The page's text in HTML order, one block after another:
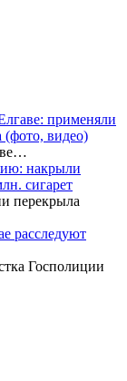
применяли
(фото, видео)
накрыли
сигарет
перекрыла
расследуют
Госполиции